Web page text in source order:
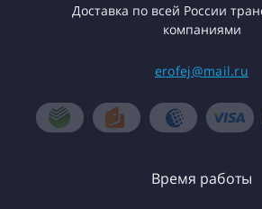
Доставка по всей России
компаниями
erofej@mail.ru
Время работы